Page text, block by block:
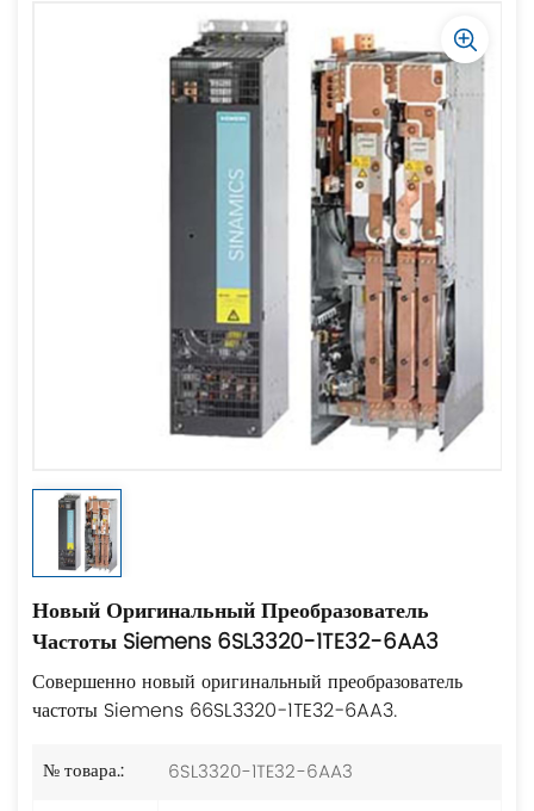
Новый Оригинальный Преобразователь
Частоты Siemens 6SL3320-1TE32-6AA3
Совершенно новый оригинальный преобразователь
частоты Siemens 66SL3320-1TE32-6AA3.
№ товара.:
6SL3320-1TE32-6AA3